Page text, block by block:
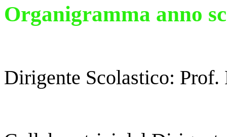
Organigramma anno
Dirigente Scolastico: Prof.